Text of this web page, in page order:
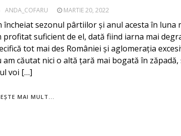
ANDA_COFARU MARTIE 20, 2022
încheiat sezonul pârtiilor și anul acesta în luna
profitat suficient de el, dată fiind iarna mai
tot mai des României și aglomerația
am căutat nici o altă țară mai bogată în
voi […]
MAI MULT...